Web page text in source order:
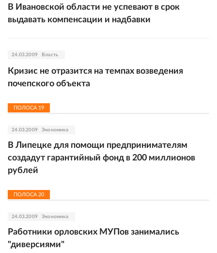
В Ивановской области не успевают в срок
выдавать компенсации и надбавки
24.03.2009 Власть
Кризис не отразится на темпах возведения
почепского объекта
ПОЛОСА 19
24.03.2009 Экономика
В Липецке для помощи предпринимателям
создадут гарантийный фонд в 200 миллионов
рублей
ПОЛОСА 20
24.03.2009 Экономика
Работники орловских МУПов занимались
"диверсиями"